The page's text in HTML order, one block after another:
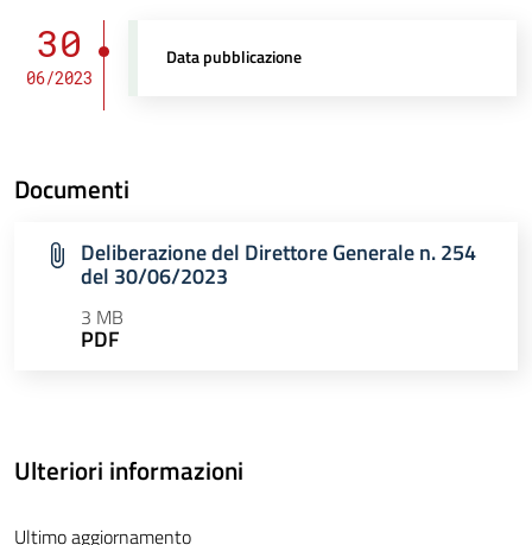
30
06/2023
Data pubblicazione
Documenti
Deliberazione del Direttore Generale n. 254
del 30/06/2023
3 MB
PDF
Ulteriori informazioni
Ultimo aggiornamento